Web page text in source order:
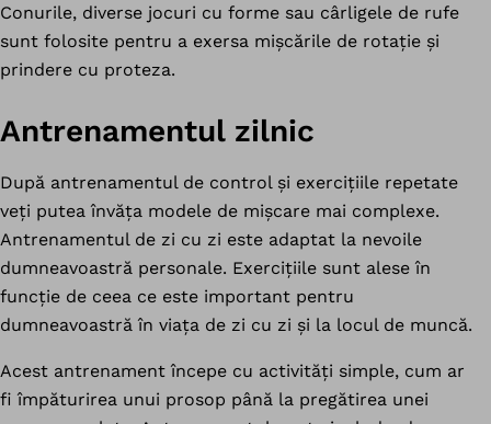
Conurile, diverse jocuri cu forme sau cârligele de rufe
sunt folosite pentru a exersa mișcările de rotație și
prindere cu proteza.
Antrenamentul zilnic
După antrenamentul de control și exercițiile repetate
veți putea învăța modele de mișcare mai complexe.
Antrenamentul de zi cu zi este adaptat la nevoile
dumneavoastră personale. Exercițiile sunt alese în
funcție de ceea ce este important pentru
dumneavoastră în viața de zi cu zi și la locul de muncă.
Acest antrenament începe cu activități simple, cum ar
fi împăturirea unui prosop până la pregătirea unei